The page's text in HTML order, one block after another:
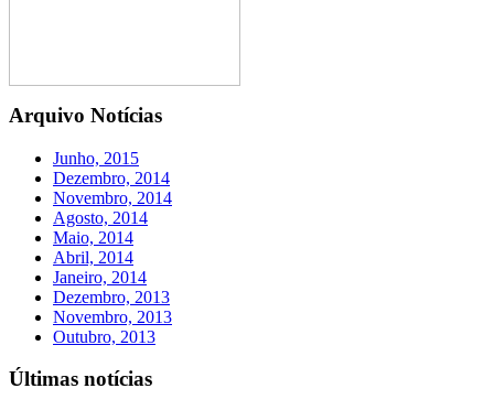
Arquivo Notícias
Junho, 2015
Dezembro, 2014
Novembro, 2014
Agosto, 2014
Maio, 2014
Abril, 2014
Janeiro, 2014
Dezembro, 2013
Novembro, 2013
Outubro, 2013
Últimas notícias